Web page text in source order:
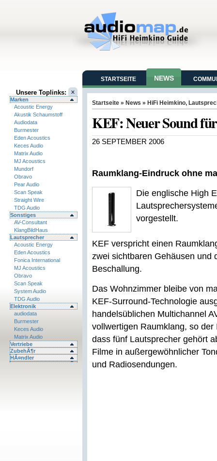
Unsere Toplinks:
Marken
Acoustic Energy
Akustik Schaumstoff
Audiodata
Burmester
Eden Acoustics
Keces Audio
Matrix Audio
MJ Acoustics
Mundorf
Obravo
Pear Audio
Scan Speak
Straight Wire
TDG Audio
Sonstiges
AV-Consultant
KlangBildHaus
Lautsprecher
Acoustic Energy
Eden Acoustics
Fonica International
MJ Acoustics
Obravo
Scan Speak
System Audio
TDG Audio
Elektronik
audiodata
Burmester
Keces Audio
Matrix Audio
Vertriebe
ZubehÃ¶r
HÃ¤ndler
STARTSEITE NEWS
Startseite » News » HiFi Heimkino,
KEF: Neuer Sound
26 SEPTEMBER 2006
Raumklang-Eindruck ohne
Die englische High
vorgestellt.
KEF verspricht einen
zwei sichtbaren Gehäusen und
Beschallung.
Das Wohnzimmer bleibe von
KEF-Surround-Technologie
handelsüblichen Multichannel
vollwertigen Raumklang, so
dass fünf Lautsprecher gehört
Filme in außergewöhnlicher
und Radiosendungen.